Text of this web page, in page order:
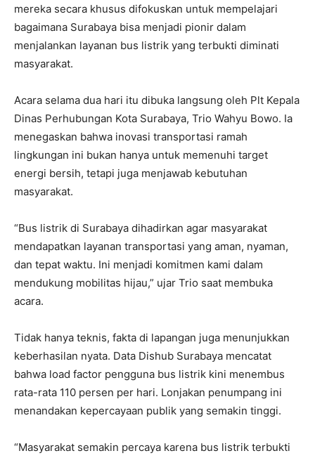
mereka secara khusus difokuskan untuk mempelajari
bagaimana Surabaya bisa menjadi pionir dalam
menjalankan layanan bus listrik yang terbukti diminati
masyarakat.
Acara selama dua hari itu dibuka langsung oleh Plt Kepala
Dinas Perhubungan Kota Surabaya, Trio Wahyu Bowo. Ia
menegaskan bahwa inovasi transportasi ramah
lingkungan ini bukan hanya untuk memenuhi target
energi bersih, tetapi juga menjawab kebutuhan
masyarakat.
“Bus listrik di Surabaya dihadirkan agar masyarakat
mendapatkan layanan transportasi yang aman, nyaman,
dan tepat waktu. Ini menjadi komitmen kami dalam
mendukung mobilitas hijau,” ujar Trio saat membuka
acara.
Tidak hanya teknis, fakta di lapangan juga menunjukkan
keberhasilan nyata. Data Dishub Surabaya mencatat
bahwa load factor pengguna bus listrik kini menembus
rata-rata 110 persen per hari. Lonjakan penumpang ini
menandakan kepercayaan publik yang semakin tinggi.
“Masyarakat semakin percaya karena bus listrik terbukti